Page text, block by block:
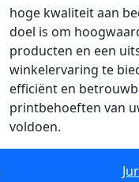
hoge kwaliteit aan
doel is om
producten en een
winkelervaring te
efficiënt en
printbehoeften van
voldoen.